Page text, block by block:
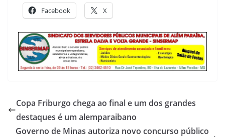
Facebook X
Copa Friburgo chega ao final e um dos grandes
destaques é um alemparaibano
Governo de Minas autoriza novo concurso público